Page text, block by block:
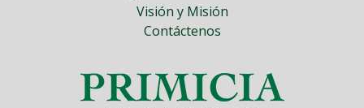
Visión y Misión
Contáctenos